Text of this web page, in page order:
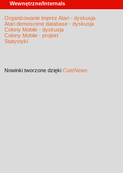
Wewnętrzne/Internals
Organizowanie imprez Atari - dyskusja
Atari demoscene database - dyskusja
Colony Mobile - dyskusja
Colony Mobile - projekt
Statystyki
Nowinki tworzone dzięki CuteNews